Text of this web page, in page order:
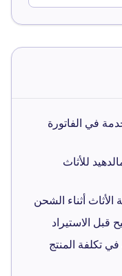
في الفاتورة
للأثاث
الأثاث أثناء الشحن
قبل الاستيراد
تكلفة المنتج